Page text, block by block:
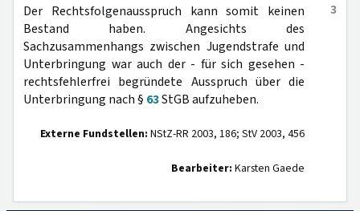
3
Der Rechtsfolgenausspruch kann somit keinen
Bestand haben. Angesichts des
Sachzusammenhangs zwischen Jugendstrafe und
Unterbringung war auch der - für sich gesehen -
rechtsfehlerfrei begründete Ausspruch über die
Unterbringung nach § 63StGB aufzuheben.
Externe Fundstellen: NStZ-RR 2003, 186; StV 2003, 456
Bearbeiter: Karsten Gaede